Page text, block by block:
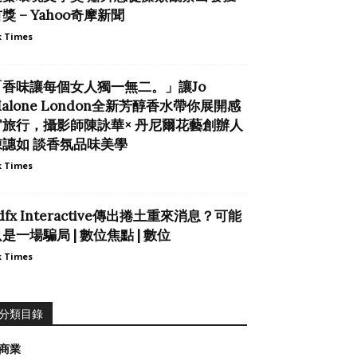
– Yahoo奇摩新聞
Times
香味讓每個女人獨一無二。」讓Jo
London全新芳醇香水帶你展開感
行，攝影師陳詠華× 丹尼爾花藝創辦人
譓如 談香氛品味美學
Times
Interactive傳出捲土重來消息？可能
一場騙局 | 數位焦點 | 數位
Times
類目錄
業